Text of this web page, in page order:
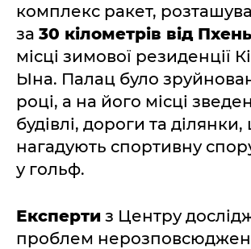
комплекс ракет,
за 30 кілометрів від
місці зимової резиденції
Ына. Палац було
році, а на його місці
будівлі, дороги та
нагадують спортивну
у гольф.
Експерти з Центру
проблем